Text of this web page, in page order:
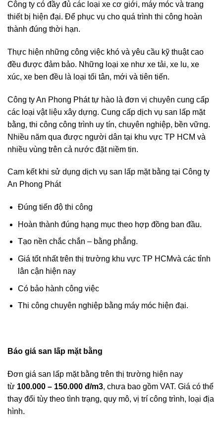
Công ty có đầy đủ các loại xe cơ giới, máy móc và trang
thiết bị hiện đại. Để phục vụ cho quá trình thi công hoàn
thành đúng thời hạn.
Thực hiện những công việc khó và yêu cầu kỹ thuật cao
đều được đảm bảo. Những loại xe như xe tải, xe lu, xe
xúc, xe ben đều là loại tối tân, mới và tiên tiến.
Công ty An Phong Phát tự hào là đơn vị chuyên cung cấp
các loại vật liệu xây dựng. Cung cấp dịch vụ san lấp mặt
bằng, thi công công trình uy tín, chuyên nghiệp, bền vững.
Nhiều năm qua được người dân tại khu vực TP HCM và
nhiều vùng trên cả nước đặt niềm tin.
Cam kết khi sử dụng dịch vụ san lấp mặt bằng tại Công ty
An Phong Phát
Đúng tiến độ thi công
Hoàn thành đúng hạng mục theo hợp đồng ban đầu.
Tạo nền chắc chắn – bằng phẳng.
Giá tốt nhất trên thị trường khu vực TP HCMvà các tỉnh
lân cận hiện nay
Có bảo hành công việc
Thi công chuyên nghiệp bằng máy móc hiện đại.
Báo giá san lấp mặt bằng
Đơn giá san lấp mặt bằng trên thị trường hiện nay
từ 100.000 – 150.000 đ/m3, chưa bao gồm VAT. Giá có thể
thay đổi tùy theo tình trạng, quy mô, vị trí công trình, loại địa
hình.